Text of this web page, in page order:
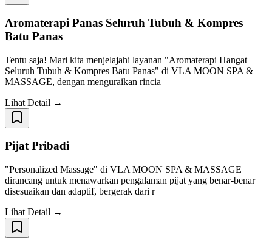
Aromaterapi Panas Seluruh Tubuh & Kompres
Batu Panas
Tentu saja! Mari kita menjelajahi layanan "Aromaterapi Hangat
Seluruh Tubuh & Kompres Batu Panas" di VLA MOON SPA &
MASSAGE, dengan menguraikan rincia
Lihat Detail →
Pijat Pribadi
"Personalized Massage" di VLA MOON SPA & MASSAGE
dirancang untuk menawarkan pengalaman pijat yang benar-benar
disesuaikan dan adaptif, bergerak dari r
Lihat Detail →